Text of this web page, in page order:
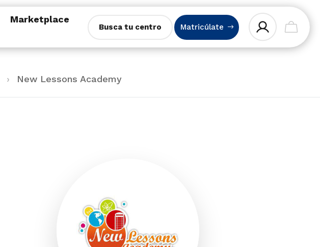
Marketplace
Busca tu centro Matricúlate
› New Lessons Academy